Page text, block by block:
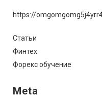
https://
Статьи
Финтех
Форекс обучение
Meta